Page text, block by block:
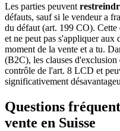
Les parties peuvent
défauts, sauf si le vendeur a
du défaut (art. 199 CO). Cette
et ne peut pas s'appliquer aux
moment de la vente et a tu.
(B2C), les clauses d'exclusion
contrôle de l'art. 8 LCD et
significativement
Questions
vente en Suisse